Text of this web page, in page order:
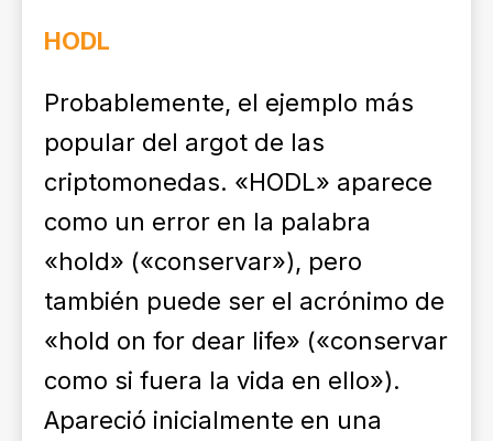
HODL
Probablemente, el ejemplo más
popular del argot de las
criptomonedas. «HODL» aparece
como un error en la palabra
«hold» («conservar»), pero
también puede ser el acrónimo de
«hold on for dear life» («conservar
como si fuera la vida en ello»).
Apareció inicialmente en una